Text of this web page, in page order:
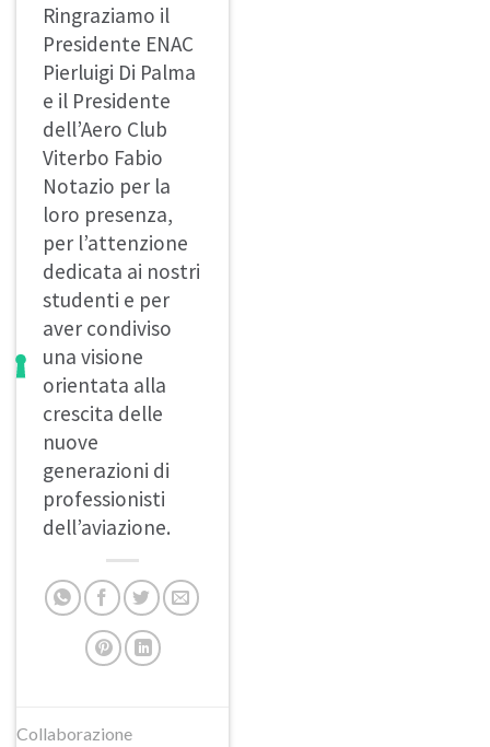
Ringraziamo il
Presidente ENAC
Pierluigi Di Palma
e il Presidente
dell’Aero Club
Viterbo Fabio
Notazio per la
loro presenza,
per l’attenzione
dedicata ai nostri
studenti e per
aver condiviso
una visione
orientata alla
crescita delle
nuove
generazioni di
professionisti
dell’aviazione.
Collaborazione